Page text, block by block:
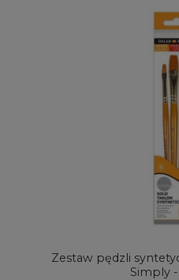
Zestaw pędzli
Simply